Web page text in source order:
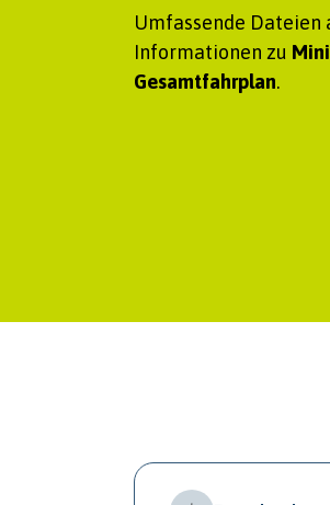
Umfassende Dateien
Informationen zu
Gesamtfahrplan.